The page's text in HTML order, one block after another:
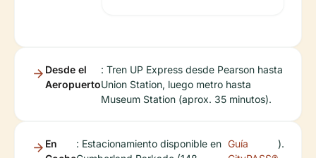
Desde el
Aeropuerto
: Tren UP Express desde Pearson hasta
Union Station, luego metro hasta
Museum Station (aprox. 35 minutos).
En
: Estacionamiento disponible en Guía
).